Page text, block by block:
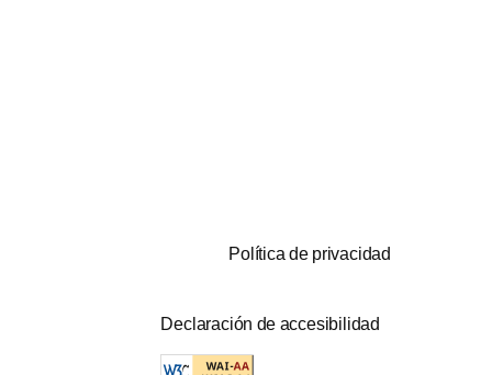
Política de privacidad
Declaración de accesibilidad